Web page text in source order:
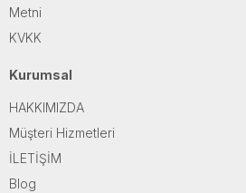
Metni
KVKK
Kurumsal
HAKKIMIZDA
Müşteri Hizmetleri
İLETİŞİM
Blog